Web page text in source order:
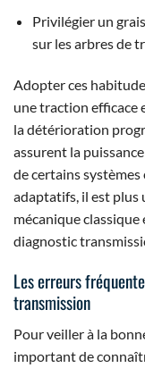
Privilégier un
sur les arbres de
Adopter ces
une traction efficace
la détérioration
assurent la
de certains
adaptatifs, il est plus
mécanique
diagnostic
Les erreurs
transmission
Pour veiller à la
important de